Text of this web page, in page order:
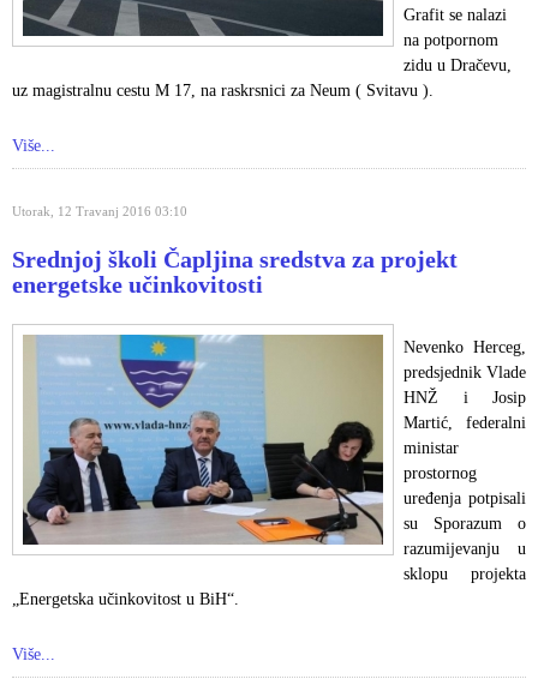
Grafit se nalazi
na potpornom
zidu u Dračevu,
uz magistralnu cestu M 17, na raskrsnici za Neum ( Svitavu ).
Više...
Utorak, 12 Travanj 2016 03:10
Srednjoj školi Čapljina sredstva za projekt
energetske učinkovitosti
Nevenko Herceg,
predsjednik Vlade
HNŽ i Josip
Martić, federalni
ministar
prostornog
uređenja potpisali
su Sporazum o
razumijevanju u
sklopu projekta
„Energetska učinkovitost u BiH“.
Više...